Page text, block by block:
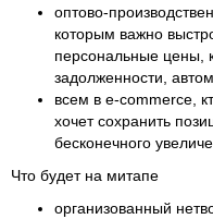
оптово-
которым важно
персональные цены,
задолженности,
всем в e-commerce,
хочет сохранить
бесконечного
Что будет на митапе
организованный